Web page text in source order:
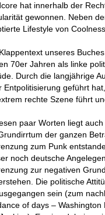
hat innerhalb der
gewonnen. Neben
Lifestyle von
unseres
70er Jahren als linke
Durch die langjährige
Entpolitisierung geführt
rechte Szene führt
paar Worten liegt
der ganzen
zum Punk
noch deutsche
zur negativen
Die politische
sein (zum
of days –